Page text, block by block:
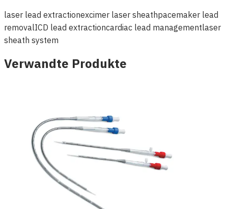
laser lead extractionexcimer laser sheathpacemaker lead
removalICD lead extractioncardiac lead managementlaser
sheath system
Verwandte Produkte